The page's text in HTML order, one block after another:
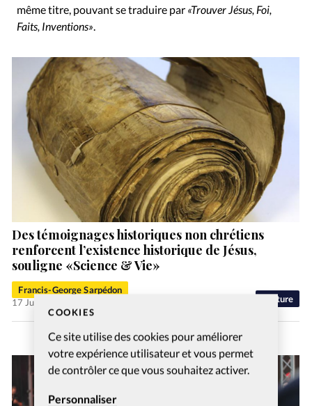
COOKIES
Ce site utilise des cookies pour améliorer
votre expérience utilisateur et vous permet
de contrôler ce que vous souhaitez activer.
Personnaliser
même titre, pouvant se traduire par «Trouver Jésus, Foi,
Faits, Inventions»
Culture
Des témoignages historiques non chrétiens
renforcent l’existence historique de Jésus,
souligne «Science & Vie»
Francis-George Sarpédon
17 Juil 2026